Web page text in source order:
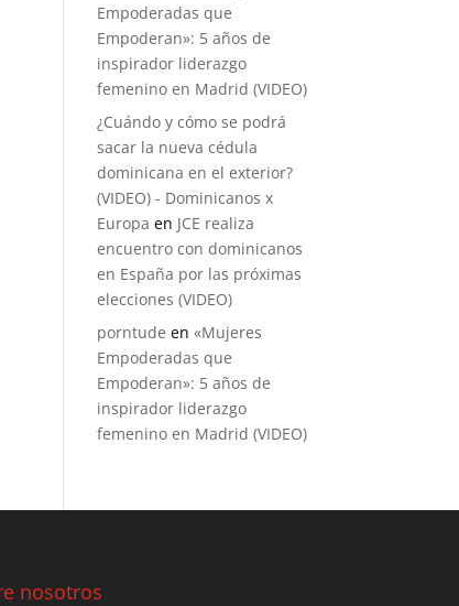
Empoderadas que
Empoderan»: 5 años de
inspirador liderazgo
femenino en Madrid (VIDEO)
¿Cuándo y cómo se podrá
sacar la nueva cédula
dominicana en el exterior?
(VIDEO) - Dominicanos x
Europa en JCE realiza
encuentro con dominicanos
en España por las próximas
elecciones (VIDEO)
porntude en«Mujeres
Empoderadas que
Empoderan»: 5 años de
inspirador liderazgo
femenino en Madrid (VIDEO)
nosotros